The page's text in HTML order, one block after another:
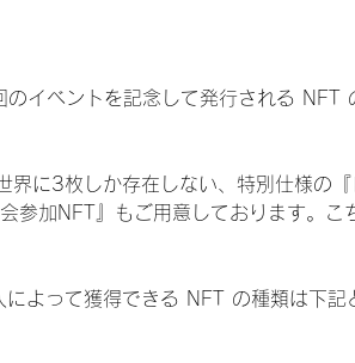
イベントを記念して発行される NFT
界に3枚しか存在しない、特別仕様の
参加NFT』もご用意しております。
よって獲得できる NFT の種類は下記